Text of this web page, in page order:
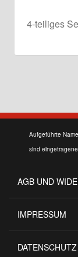
4-teiliges
Aufgeführte
sind
AGB UND
IMPRESSUM
DATENSCHUTZ